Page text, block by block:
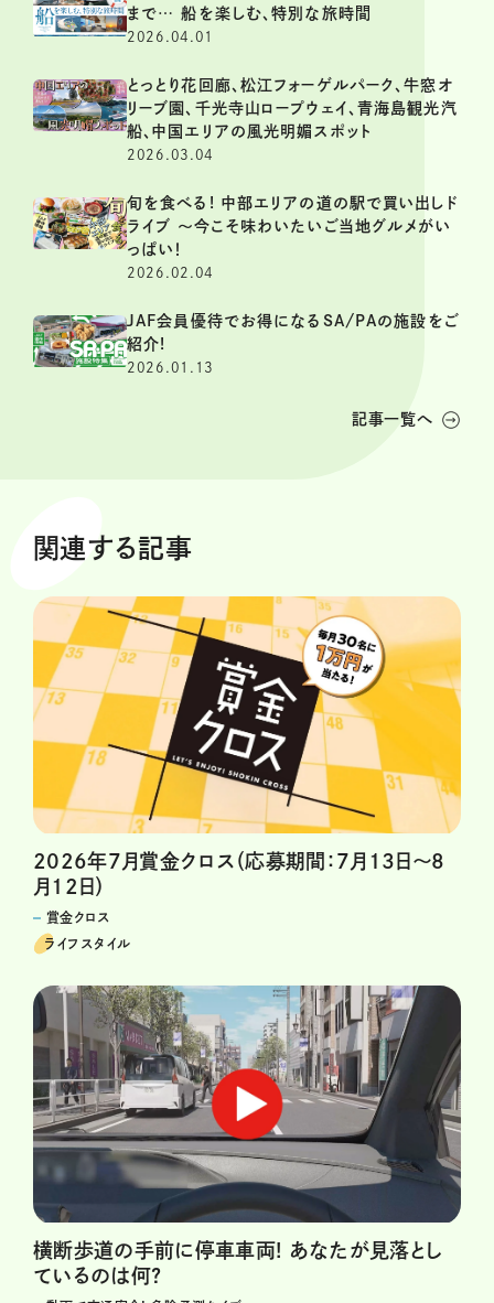
まで… 船を楽しむ、特別な旅時間
2026.04.01
とっとり花回廊、松江フォーゲルパーク、牛窓オ
リーブ園、千光寺山ロープウェイ、青海島観光汽
船、中国エリアの風光明媚スポット
2026.03.04
旬を食べる! 中部エリアの道の駅で買い出しド
ライブ ～今こそ味わいたいご当地グルメがい
っぱい！
2026.02.04
JAF会員優待でお得になるSA/PAの施設をご
紹介!
2026.01.13
記事一覧へ
関連する記事
2026年7月賞金クロス（応募期間：7月13日～8
月12日）
賞金クロス
ライフスタイル
横断歩道の手前に停車車両! あなたが見落とし
ているのは何?